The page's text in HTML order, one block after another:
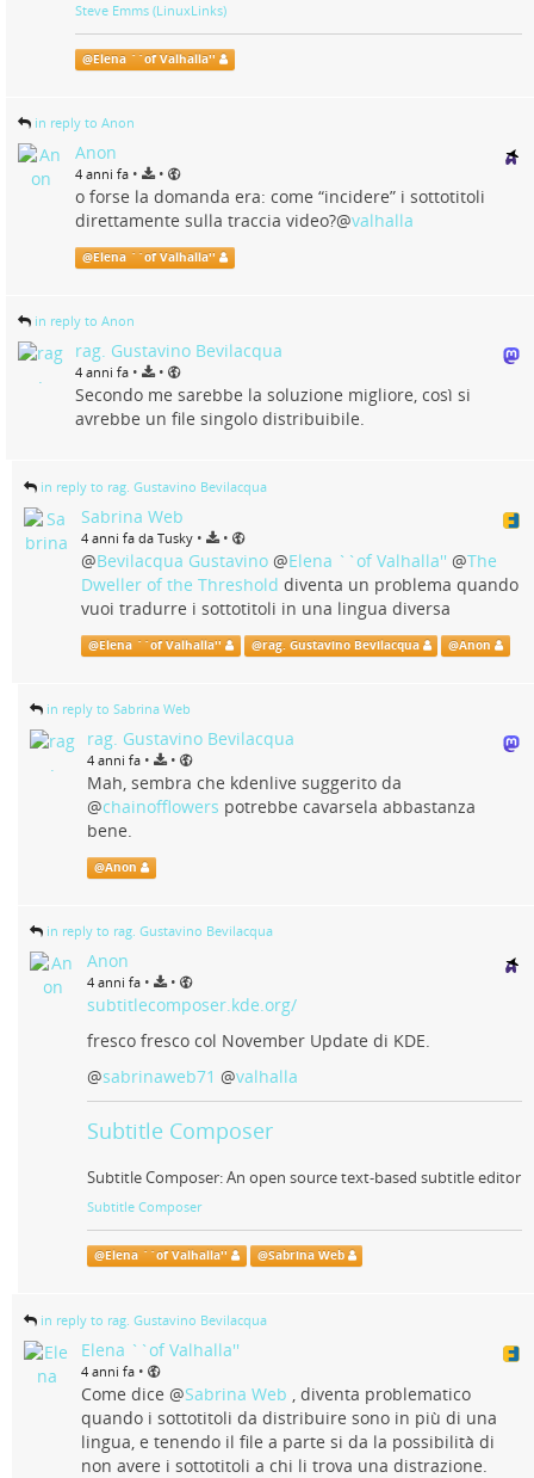
Steve Emms (LinuxLinks)
@Elena ``of Valhalla''
in reply to Anon
Anon
4 anni fa • •
o forse la domanda era: come “incidere” i sottotitoli
direttamente sulla traccia video?@valhalla
@Elena ``of Valhalla''
in reply to Anon
rag. Gustavino Bevilacqua
4 anni fa • •
Secondo me sarebbe la soluzione migliore, così si
avrebbe un file singolo distribuibile.
in reply to rag. Gustavino Bevilacqua
Sabrina Web
4 anni fa da Tusky • •
@Bevilacqua Gustavino @Elena ``of Valhalla'' @The
Dweller of the Threshold diventa un problema quando
vuoi tradurre i sottotitoli in una lingua diversa
@Elena ``of Valhalla'' @rag. Gustavino Bevilacqua @Anon
in reply to Sabrina Web
rag. Gustavino Bevilacqua
4 anni fa • •
Mah, sembra che kdenlive suggerito da
@chainofflowers potrebbe cavarsela abbastanza
bene.
@Anon
in reply to rag. Gustavino Bevilacqua
Anon
4 anni fa • •
subtitlecomposer.kde.org/
fresco fresco col November Update di KDE.
@sabrinaweb71 @valhalla
Subtitle Composer
Subtitle Composer: An open source text-based subtitle editor
Subtitle Composer
@Elena ``of Valhalla'' @Sabrina Web
in reply to rag. Gustavino Bevilacqua
Elena ``of Valhalla''
4 anni fa •
Come dice @Sabrina Web , diventa problematico
quando i sottotitoli da distribuire sono in più di una
lingua, e tenendo il file a parte si da la possibilità di
non avere i sottotitoli a chi li trova una distrazione.